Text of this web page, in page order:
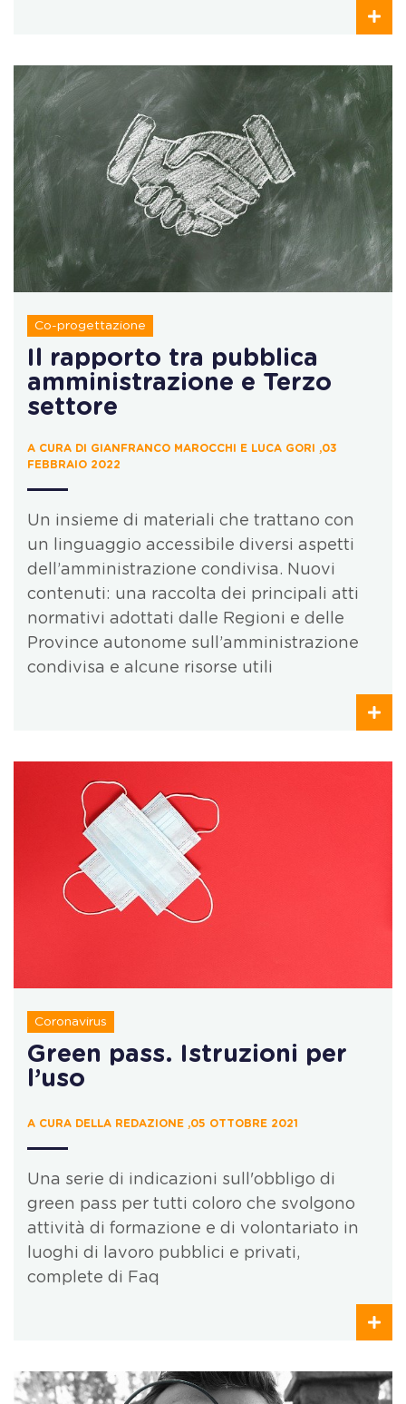
Co-progettazione
Il rapporto tra pubblica
amministrazione e Terzo
settore
A CURA DI GIANFRANCO MAROCCHI E LUCA GORI ,03
FEBBRAIO 2022
Un insieme di materiali che trattano con
un linguaggio accessibile diversi aspetti
dell’amministrazione condivisa. Nuovi
contenuti: una raccolta dei principali atti
normativi adottati dalle Regioni e delle
Province autonome sull’amministrazione
condivisa e alcune risorse utili
Coronavirus
Green pass. Istruzioni per
l’uso
A CURA DELLA REDAZIONE ,05 OTTOBRE 2021
Una serie di indicazioni sull'obbligo di
green pass per tutti coloro che svolgono
attività di formazione e di volontariato in
luoghi di lavoro pubblici e privati,
complete di Faq